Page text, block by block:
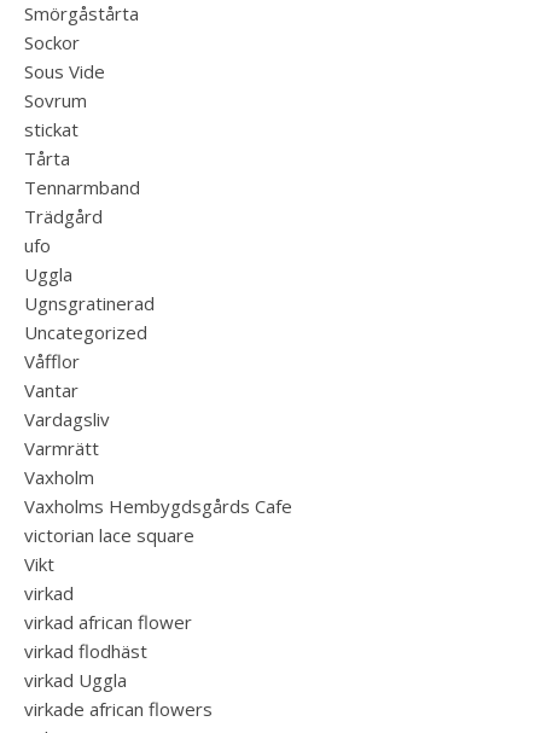
Smörgåstårta
Sockor
Sous Vide
Sovrum
stickat
Tårta
Tennarmband
Trädgård
ufo
Uggla
Ugnsgratinerad
Uncategorized
Våfflor
Vantar
Vardagsliv
Varmrätt
Vaxholm
Vaxholms Hembygdsgårds Cafe
victorian lace square
Vikt
virkad
virkad african flower
virkad flodhäst
virkad Uggla
virkade african flowers